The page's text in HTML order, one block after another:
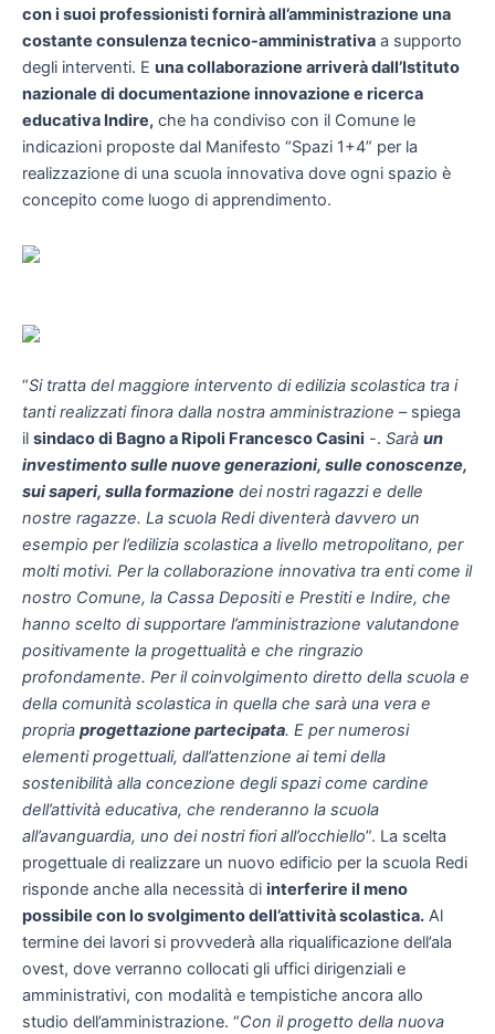
con i suoi professionisti fornirà all’amministrazione una
costante consulenza tecnico-amministrativa a supporto
degli interventi. E una collaborazione arriverà dall’Istituto
nazionale di documentazione innovazione e ricerca
educativa Indire, che ha condiviso con il Comune le
indicazioni proposte dal Manifesto “Spazi 1+4” per la
realizzazione di una scuola innovativa dove ogni spazio è
concepito come luogo di apprendimento.
“Si tratta del maggiore intervento di edilizia scolastica tra i
tanti realizzati finora dalla nostra amministrazione – spiega
il sindaco di Bagno a Ripoli Francesco Casini -. Sarà un
investimento sulle nuove generazioni, sulle conoscenze,
sui saperi, sulla formazione dei nostri ragazzi e delle
nostre ragazze. La scuola Redi diventerà davvero un
esempio per l’edilizia scolastica a livello metropolitano, per
molti motivi. Per la collaborazione innovativa tra enti come il
nostro Comune, la Cassa Depositi e Prestiti e Indire, che
hanno scelto di supportare l’amministrazione valutandone
positivamente la progettualità e che ringrazio
profondamente. Per il coinvolgimento diretto della scuola e
della comunità scolastica in quella che sarà una vera e
propria progettazione partecipata. E per numerosi
elementi progettuali, dall’attenzione ai temi della
sostenibilità alla concezione degli spazi come cardine
dell’attività educativa, che renderanno la scuola
all’avanguardia, uno dei nostri fiori all’occhiello”. La scelta
progettuale di realizzare un nuovo edificio per la scuola Redi
risponde anche alla necessità di interferire il meno
possibile con lo svolgimento dell’attività scolastica. Al
termine dei lavori si provvederà alla riqualificazione dell’ala
ovest, dove verranno collocati gli uffici dirigenziali e
amministrativi, con modalità e tempistiche ancora allo
studio dell’amministrazione. “Con il progetto della nuova